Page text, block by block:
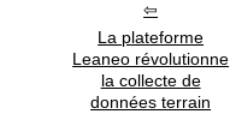
La plateforme
Leaneo révolutionne
la collecte de
données terrain